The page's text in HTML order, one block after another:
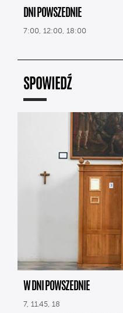
DNI POWSZEDNIE
7:00, 12:00, 18:00
SPOWIEDŹ
W DNI POWSZEDNIE
7, 11.45, 18